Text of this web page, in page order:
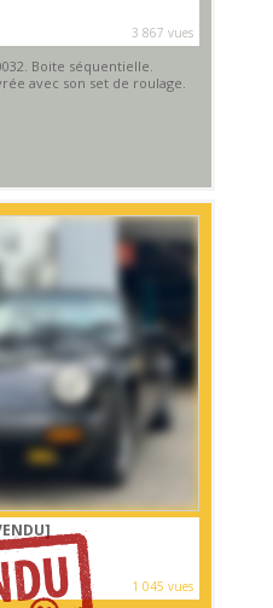
3 867 vues
Boite séquentielle.
avec son set de roulage.
1 045 vues